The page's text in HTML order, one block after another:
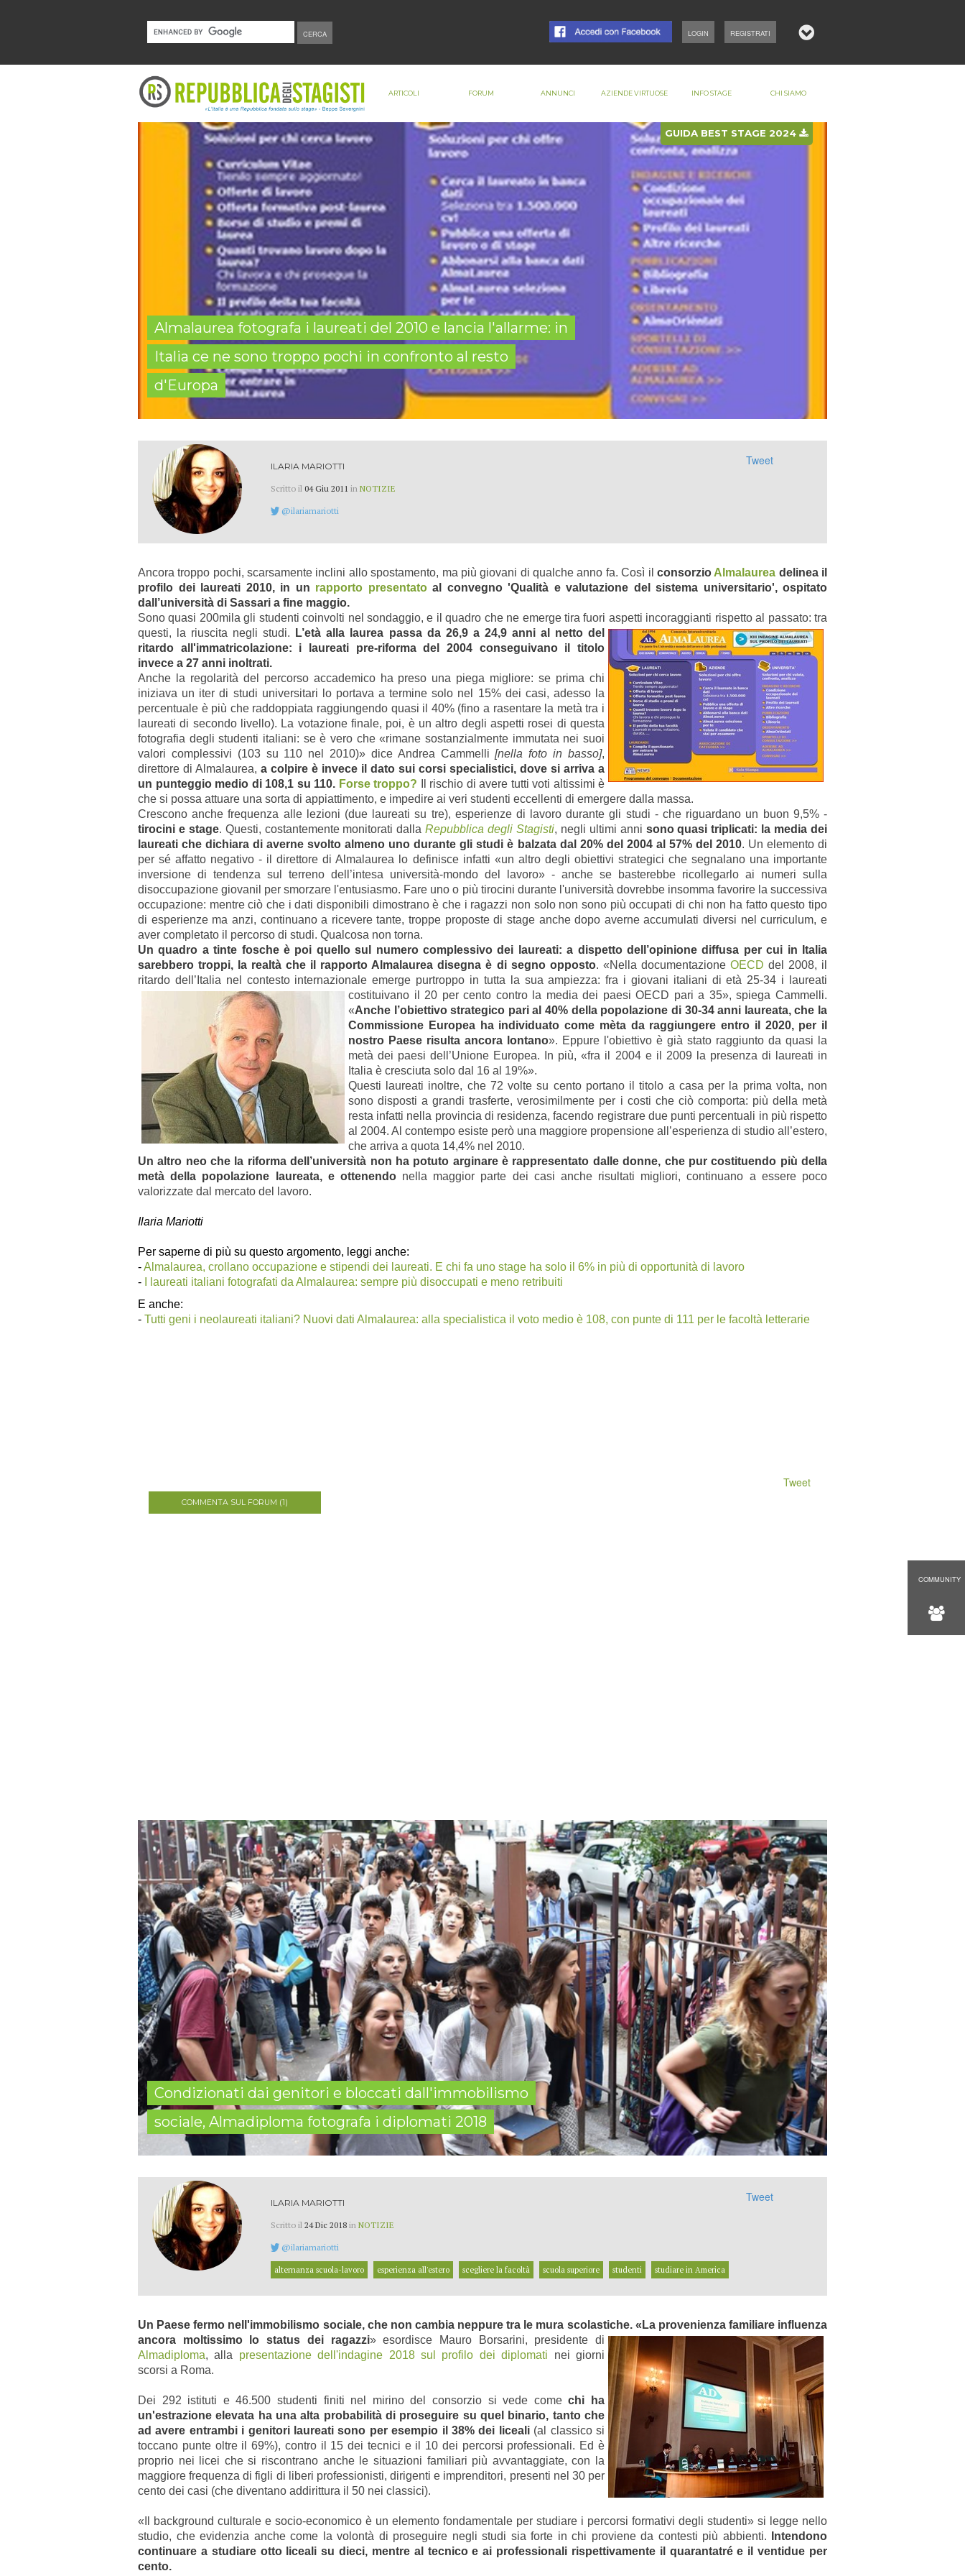
REGISTRATI
LOGIN
GUIDA BEST STAGE 2024
ARTICOLI FORUM ANNUNCI AZIENDE VIRTUOSE INFO STAGE CHI SIAMO
Almalaurea fotografa i laureati del 2010 e lancia l'allarme: in
Italia ce ne sono troppo pochi in confronto al resto
d'Europa
ILARIA MARIOTTI
Scritto il 04 Giu 2011 in NOTIZIE
@ilariamariotti
Tweet
Ancora troppo pochi, scarsamente inclini allo spostamento, ma più giovani di qualche anno fa. Così il consorzio Almalaurea delinea il
profilo dei laureati 2010, in un rapporto presentatoal convegno 'Qualità e valutazione del sistema universitario', ospitato
dall’università di Sassari a fine maggio.
Sono quasi 200mila gli studenti coinvolti nel sondaggio, e il quadro che ne emerge tira fuori aspetti incoraggianti rispetto al passato: tra
questi, la riuscita negli studi.
L’età alla laurea passa da 26,9 a 24,9 anni al netto del
ritardo all'immatricolazione: i laureati pre-riforma del 2004 conseguivano il titolo
invece a 27 anni inoltrati.
Anche la regolarità del percorso accademico ha preso una piega migliore: se prima chi
iniziava un iter di studi universitari lo portava a terminesolo nel 15% dei casi, adesso la
percentuale è più che raddoppiata raggiungendo quasi il 40% (fino a rasentare la metà tra i
laureati di secondo livello). La votazione finale, poi, è un altro degli aspetti rosei di questa
fotografia degli studenti italiani: se è vero che «rimane sostanzialmente immutata nei suoi
valori complessivi (103 su 110 nel 2010)» dice Andrea Cammelli[nella foto in basso],
direttore di Almalaurea, a colpire è invece il dato sui corsi specialistici, dove si arriva a
un punteggio medio di 108,1 su 110. Forse troppo?
Il rischio di avere tutti voti altissimi è
che si possa attuare una sorta di appiattimento, e impedire ai veri studenti eccellenti di emergere dalla massa.
Crescono anche frequenza alle lezioni (due laureati su tre), esperienze di lavoro durante gli studi - che riguardano un buon 9,5% -
tirocini e stage. Questi, costantemente monitorati dalla Repubblica degli Stagisti, negli ultimi anni sono quasi triplicati: la media dei
laureati che dichiara di averne svolto almeno uno durante gli studi è balzata dal 20% del 2004 al 57% del 2010. Un elemento di
per sé affatto negativo - il direttore di Almalaurea lo definisce infatti «un altro degli obiettivi strategici che segnalano una importante
inversione di tendenza sul terreno dell’intesa università-mondo del lavoro» - anche se basterebbe ricollegarlo ai numeri sulla
disoccupazione giovanil per smorzare l'entusiasmo. Fare uno o più tirocini durante l'università dovrebbe insomma favorire la successiva
occupazione: mentre ciò che i dati disponibili dimostrano è che i ragazzi non solo non sono più occupati di chi non ha fatto questo tipo
di esperienze ma anzi, continuano a ricevere tante, troppe proposte di stage anche dopo averne accumulati diversi nel curriculum, e
aver completato il percorso di studi. Qualcosa non torna.
Un quadro a tinte fosche è poi quello sul numero complessivo dei laureati: a dispetto dell’opinione diffusa per cui in Italia
sarebbero troppi, la realtà che il rapporto Almalaurea disegna è di segno opposto. «Nella documentazione OECD del 2008, il
ritardo dell’Italia nel contesto internazionale emerge purtroppo in tutta la sua ampiezza: fra i giovani italiani di età 25-34 i laureati
costituivano il 20 per cento contro la media dei paesi OECD pari a 35», spiega Cammelli.
«Anche l’obiettivo strategico pari al 40% della popolazione di 30-34 anni laureata, che la
Commissione Europea ha individuato come mèta da raggiungere entro il 2020, per il
nostro Paese risulta ancora lontano». Eppure l'obiettivo è già stato raggiunto da quasi la
metà dei paesi dell’Unione Europea.
In più, «fra il 2004 e il 2009 la presenza di laureati in
Italia è cresciuta solo dal 16 al 19%».
Questi laureati inoltre, che 72 volte su cento portano il titolo a casa per la prima volta, non
sono disposti a grandi trasferte, verosimilmente per i costi che ciò comporta: più della metà
resta infatti nella provincia di residenza, facendo registrare due punti percentuali in più rispetto
al 2004. A l contempo esiste però una maggiore propensione all’esperienza di studio all’estero,
che arriva a quota 14,4% nel 2010.
Un altro neo che la riforma dell’università non ha potuto arginare è rappresentato dalle donne, che pur costituendo più della
metà della popolazione laureata, e ottenendonella maggior parte dei casi anche risultati migliori, continuano a essere poco
valorizzate dal mercato del lavoro.
Ilaria Mariotti
Per saperne di più su questo argomento, leggi anche:
-Almalaurea, crollano occupazione e stipendi dei laureati. E chi fa uno stage ha solo il 6% in più di opportunità di lavoro
-
I laureati italiani fotografati da Almalaurea: sempre più disoccupati e meno retribuiti
E anche:
- Tutti geni i neolaureati italiani? Nuovi dati Almalaurea: alla specialistica il voto medio è 108, con punte di 111 per le facoltà letterarie
COMMENTA SUL FORUM (1)
Tweet
COMMUNITY
Condizionati dai genitori e bloccati dall'immobilismo
sociale, Almadiploma fotografa i diplomati 2018
ILARIA MARIOTTI
Scritto il 24 Dic 2018 in NOTIZIE
@ilariamariotti
alternanza scuola-lavoro esperienza all'estero scegliere la facoltà scuola superiore studenti studiare in America
Tweet
Un Paese fermo nell'immobilismo sociale, che non cambia neppure tra le mura scolastiche. «La provenienza familiare influenza
ancora moltissimo lo status dei ragazzi» esordisce Mauro Borsarini, presidente di
Almadiploma, alla presentazione dell'indagine 2018sul profilo dei diplomati nei giorni
scorsi a Roma.
Dei 292 istituti e 46.500 studenti finiti nel mirino del consorzio si vede comechi ha
un'estrazione elevata ha una alta probabilità di proseguire su quel binario, tanto che
ad avere entrambi i genitori laureati sono per esempio il 38% dei liceali (al classico si
toccano punte oltre il 69%), contro il 15 dei tecnici e il 10 dei percorsi professionali. Ed è
proprio nei licei che si riscontrano anche le situazioni familiari più avvantaggiate, con la
maggiore frequenza di figli di liberi professionisti, dirigenti e imprenditori, presenti nel 30 per
cento dei casi (che diventano addirittura il 50 nei classici).
«Il background culturale e socio-economico è un elemento fondamentale per studiare i percorsi formativi degli studenti» si legge nello
studio, che evidenzia anche come la volontà di proseguire negli studi sia forte in chi proviene da contesti più abbienti. Intendono
continuare a studiare otto liceali su dieci, mentre al tecnico e ai professionali rispettivamente il quarantatré e il ventidue per
cento.